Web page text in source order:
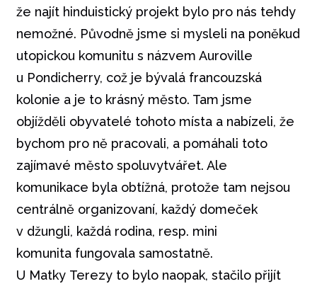
že najít hinduistický projekt bylo pro nás tehdy
nemožné. Původně jsme si mysleli na poněkud
utopickou komunitu s názvem Auroville
u Pondicherry, což je bývalá francouzská
kolonie a je to krásný město. Tam jsme
objížděli obyvatelé tohoto místa a nabízeli, že
bychom pro ně pracovali, a pomáhali toto
zajímavé město spoluvytvářet. Ale
komunikace byla obtížná, protože tam nejsou
centrálně organizovaní, každý domeček
v džungli, každá rodina, resp. mini
komunita fungovala samostatně.
U Matky Terezy to bylo naopak, stačilo přijít